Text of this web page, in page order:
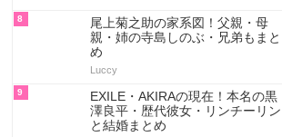
8
尾上菊之助の家系図！父親・母
親・姉の寺島しのぶ・兄弟もまと
め
Luccy
9
EXILE・AKIRAの現在！本名の黒
澤良平・歴代彼女・リンチーリン
と結婚まとめ